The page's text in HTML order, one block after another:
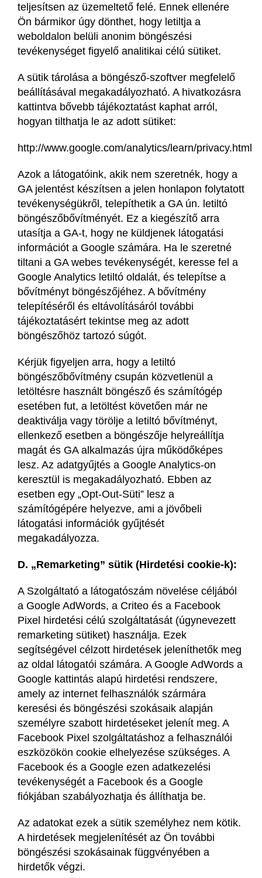
teljesítsen az üzemeltető felé. Ennek ellenére
Ön bármikor úgy dönthet, hogy letiltja a
weboldalon belüli anonim böngészési
tevékenységet figyelő analitikai célú sütiket.
A sütik tárolása a böngésző-szoftver megfelelő
beállításával megakadályozható. A hivatkozásra
kattintva bővebb tájékoztatást kaphat arról,
hogyan tilthatja le az adott sütiket:
http://www.google.com/analytics/learn/privacy.html
Azok a látogatóink, akik nem szeretnék, hogy a
GA jelentést készítsen a jelen honlapon folytatott
tevékenységükről, telepíthetik a GA ún. letiltó
böngészőbővítményét. Ez a kiegészítő arra
utasítja a GA-t, hogy ne küldjenek látogatási
információt a Google számára. Ha le szeretné
tiltani a GA webes tevékenységét, keresse fel a
Google Analytics letiltó oldalát, és telepítse a
bővítményt böngészőjéhez. A bővítmény
telepítéséről és eltávolításáról további
tájékoztatásért tekintse meg az adott
böngészőhöz tartozó súgót.
Kérjük figyeljen arra, hogy a letiltó
böngészőbővítmény csupán közvetlenül a
letöltésre használt böngésző és számítógép
esetében fut, a letöltést követően már ne
deaktiválja vagy törölje a letiltó bővítményt,
ellenkező esetben a böngészője helyreállítja
magát és GA alkalmazás újra működőképes
lesz. Az adatgyűjtés a Google Analytics-on
keresztül is megakadályozható. Ebben az
esetben egy „Opt-Out-Süti” lesz a
számítógépére helyezve, ami a jövőbeli
látogatási információk gyűjtését
megakadályozza.
D. „Remarketing” sütik (Hirdetési cookie-k):
A Szolgáltató a látogatószám növelése céljából
a Google AdWords, a Criteo és a Facebook
Pixel hirdetési célú szolgáltatását (úgynevezett
remarketing sütiket) használja. Ezek
segítségével célzott hirdetések jeleníthetők meg
az oldal látogatói számára. A Google AdWords a
Google kattintás alapú hirdetési rendszere,
amely az internet felhasználók szármára
keresési és böngészési szokásaik alapján
személyre szabott hirdetéseket jelenít meg. A
Facebook Pixel szolgáltatáshoz a felhasználói
eszközökön cookie elhelyezése szükséges. A
Facebook és a Google ezen adatkezelési
tevékenységét a Facebook és a Google
fiókjában szabályozhatja és állíthatja be.
Az adatokat ezek a sütik személyhez nem kötik.
A hirdetések megjelenítését az Ön további
böngészési szokásainak függvényében a
hirdetők végzi.